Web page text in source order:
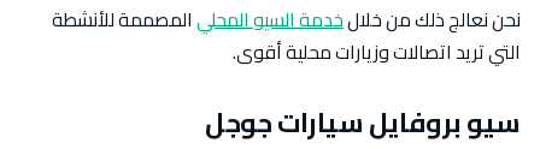
نحن نعالج ذلك من خلالخدمة السيو المحليالمصممة للأنشطة
التي تريد اتصالات وزيارات محلية أقوى.
سيو بروفايل سيارات جوجل